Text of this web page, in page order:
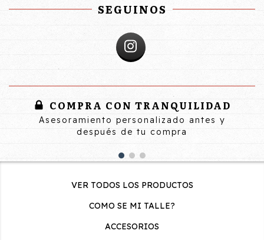
SEGUINOS
COMPRA CON TRANQUILIDAD
Asesoramiento personalizado antes y
después de tu compra
VER TODOS LOS PRODUCTOS
COMO SE MI TALLE?
ACCESORIOS